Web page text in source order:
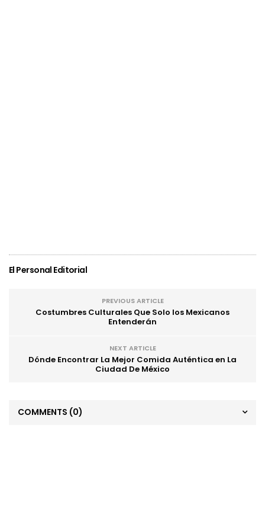
El Personal Editorial
PREVIOUS ARTICLE
Costumbres Culturales Que Solo los Mexicanos
Entenderán
NEXT ARTICLE
Dónde Encontrar La Mejor Comida Auténtica en La
Ciudad De México
COMMENTS (0)